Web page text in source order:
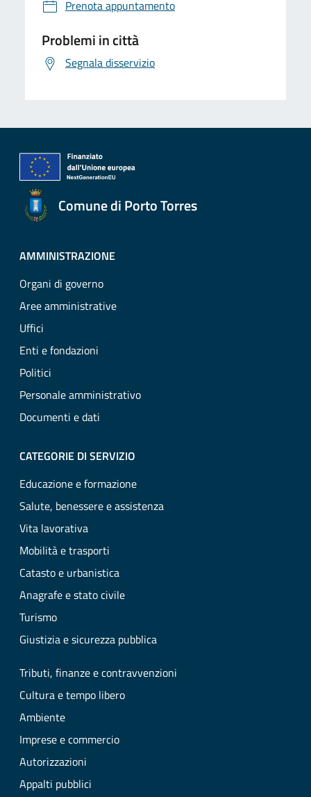
Prenota appuntamento
Problemi in città
Segnala disservizio
Comune di Porto Torres
AMMINISTRAZIONE
Organi di governo
Aree amministrative
Uffici
Enti e fondazioni
Politici
Personale amministrativo
Documenti e dati
CATEGORIE DI SERVIZIO
Educazione e formazione
Salute, benessere e assistenza
Vita lavorativa
Mobilità e trasporti
Catasto e urbanistica
Anagrafe e stato civile
Turismo
Giustizia e sicurezza pubblica
Tributi, finanze e contravvenzioni
Cultura e tempo libero
Ambiente
Imprese e commercio
Autorizzazioni
Appalti pubblici